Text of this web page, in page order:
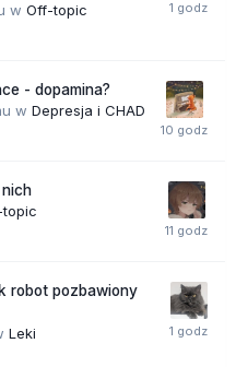
w Off-topic
- dopamina?
w Depresja i CHAD
robot pozbawiony
Leki